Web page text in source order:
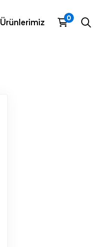
Ürünlerimiz